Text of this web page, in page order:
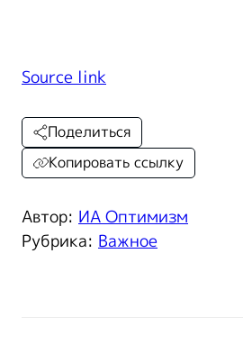
Source link
Автор: ИА Оптимизм
Рубрика: Важное
Поделиться
Копировать ссылку